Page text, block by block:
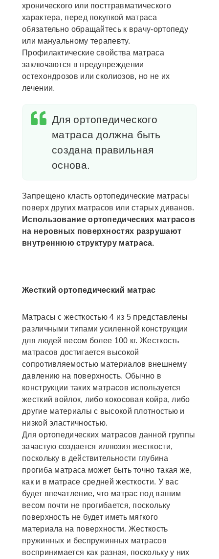
хронического или посттравматического
характера, перед покупкой матраса
обязательно обращайтесь к врачу-ортопеду
или мануальному терапевту.
Профилактические свойства матраса
заключаются в предупреждении
остехондрозов или сколиозов, но не их
лечении.
Для ортопедического
матраса должна быть
создана правильная
основа.
Запрещено класть ортопедические матрасы
поверх других матрасов или старых диванов.
Использование ортопедических матрасов
на неровных поверхностях разрушают
внутреннюю структуру матраса.
Жесткий ортопедический матрас
Матрасы с жесткостью 4 из 5 представлены
различными типами усиленной конструкции
для людей весом более 100 кг. Жесткость
матрасов достигается высокой
сопротивляемостью материалов внешнему
давлению на поверхность. Обычно в
конструкции таких матрасов используется
жесткий войлок, либо кокосовая койра, либо
другие материалы с высокой плотностью и
низкой эластичностью.
Для ортопедических матрасов данной группы
зачастую создается иллюзия жесткости,
поскольку в действительности глубина
прогиба матраса может быть точно такая же,
как и в матрасе средней жесткости. У вас
будет впечатление, что матрас под вашим
весом почти не прогибается, поскольку
поверхность не будет иметь мягкого
материала на поверхности. Жесткость
пружинных и беспружинных матрасов
воспринимается как разная, поскольку у них